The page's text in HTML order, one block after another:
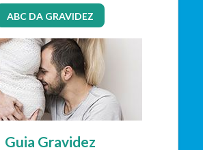
ABC DA GRAVIDEZ
Guia Gravidez